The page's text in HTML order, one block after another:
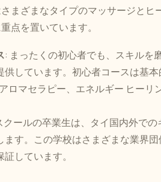
まざまなタイプのマッサージと
点を置いています。
: まったくの初心者でも、スキルを
供しています。初心者コースは基
ロマセラピー、エネルギー ヒー
クールの卒業生は、タイ国内外で
す。この学校はさまざまな業界
しています。